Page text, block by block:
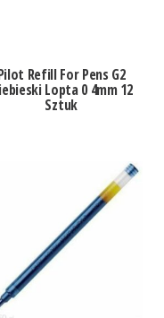
Refill For Pens G2
Lopta 0 4mm 12
Sztuk